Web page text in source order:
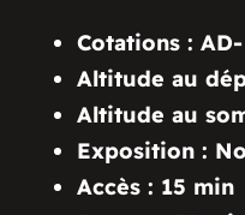
Cotations :
Altitude au
Altitude au
Exposition :
Accès : 15 min